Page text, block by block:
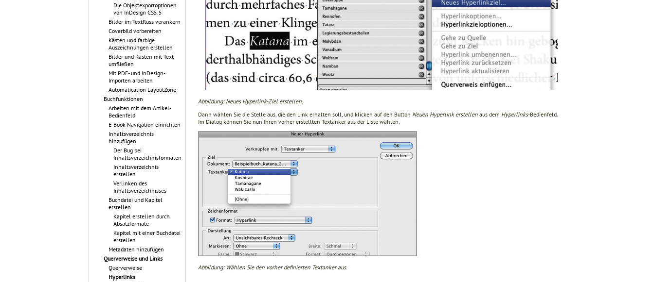
Die Objektexportoptionen
von InDesign CS5.5
Bilder im Textfluss verankern
Coverbild vorbereiten
Kästen und farbige
Auszeichnungen erstellen
Bilder und Kästen mit Text
umfließen
Mit PDF- und InDesign-
Importen arbeiten
Automatication LayoutZone
Buchfunktionen
Arbeiten mit dem Artikel-
Bedienfeld
E-Book-Navigation einrichten
Inhaltsverzeichnis
hinzufügen
Der Bug bei
Inhaltsverzeichnisformaten
Inhaltsverzeichnis
erstellen
Verlinken des
Inhaltsverzeichnisses
Buchdatei und Kapitel
erstellen
Kapitel erstellen durch
Absatzformate
Kapitel mit einer Buchdatei
erstellen
Metadaten hinzufügen
Querverweise und Links
Querverweise
Hyperlinks
Abbildung: Neues Hyperlink-Ziel erstellen.
Dann wählen Sie die Stelle aus, die den Link erhalten soll, und klicken auf den Button Neuen Hyperlink erstellen aus dem Hyperlinks-Bedienfeld.
Im Dialog können Sie nun Ihren vorher erstellten Textanker aus der Liste wählen.
Abbildung: Wählen Sie den vorher definierten Textanker aus.